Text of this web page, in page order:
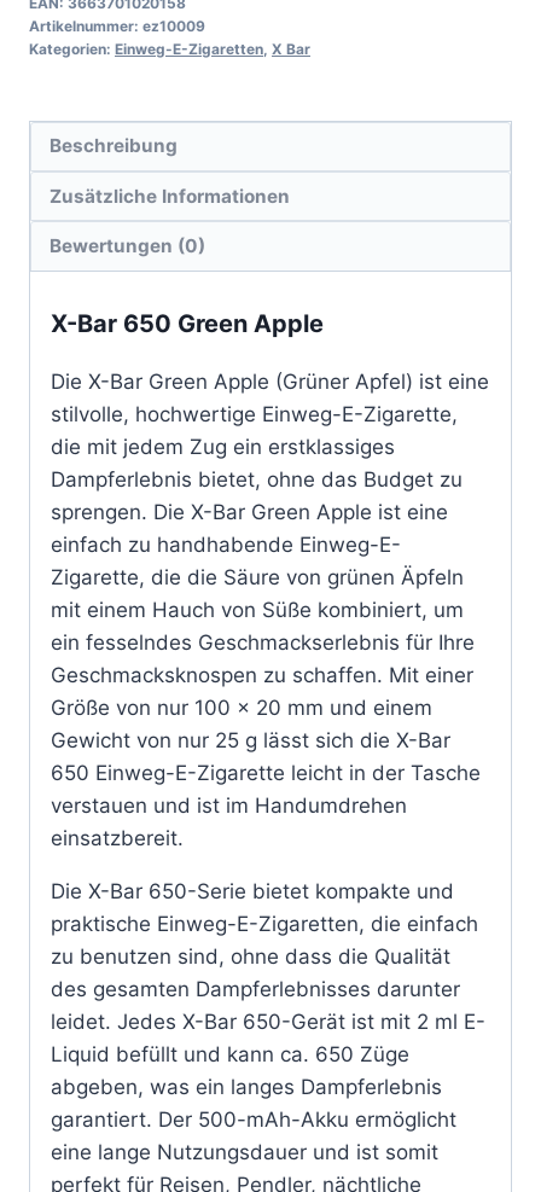
Artikelnummer: ez10009
Kategorien: Einweg-E-Zigaretten X Bar
Beschreibung
Zusätzliche Informationen
Bewertungen (0)
X-Bar 650 Green Apple
Die X-Bar Green Apple (Grüner Apfel) ist eine
stilvolle, hochwertige Einweg-E-Zigarette,
die mit jedem Zug ein erstklassiges
Dampferlebnis bietet, ohne das Budget zu
sprengen. Die X-Bar Green Apple ist eine
einfach zu handhabende Einweg-E-
Zigarette, die die Säure von grünen Äpfeln
mit einem Hauch von Süße kombiniert, um
ein fesselndes Geschmackserlebnis für Ihre
Geschmacksknospen zu schaffen. Mit einer
Größe von nur 100 x 20 mm und einem
Gewicht von nur 25 g lässt sich die X-Bar
650 Einweg-E-Zigarette leicht in der Tasche
verstauen und ist im Handumdrehen
einsatzbereit.
Die X-Bar 650-Serie bietet kompakte und
praktische Einweg-E-Zigaretten, die einfach
zu benutzen sind, ohne dass die Qualität
des gesamten Dampferlebnisses darunter
leidet. Jedes X-Bar 650-Gerät ist mit 2 ml E-
Liquid befüllt und kann ca. 650 Züge
abgeben, was ein langes Dampferlebnis
garantiert. Der 500-mAh-Akku ermöglicht
eine lange Nutzungsdauer und ist somit
perfekt für Reisen, Pendler, nächtliche